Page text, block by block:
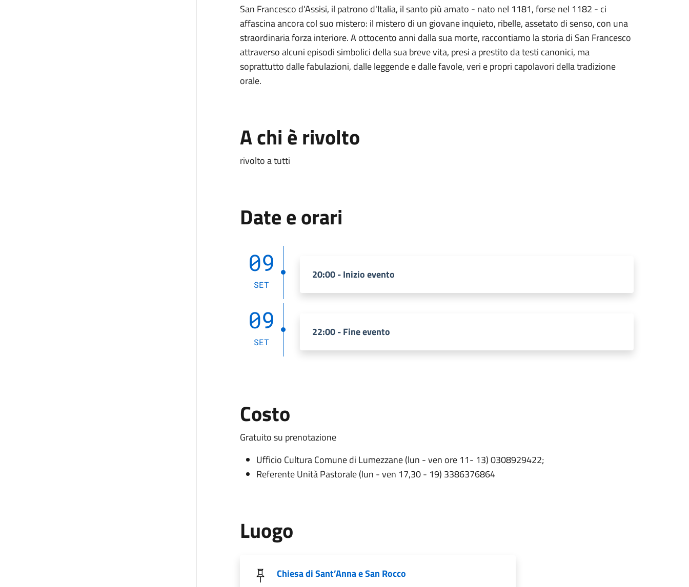
San Francesco d'Assisi, il patrono d'Italia, il santo più amato - nato nel 1181, forse nel 1182 - ci
affascina ancora col suo mistero: il mistero di un giovane inquieto, ribelle, assetato di senso, con una
straordinaria forza interiore. A ottocento anni dalla sua morte, raccontiamo la storia di San Francesco
attraverso alcuni episodi simbolici della sua breve vita, presi a prestito da testi canonici, ma
soprattutto dalle fabulazioni, dalle leggende e dalle favole, veri e propri capolavori della tradizione
orale.
A chi è rivolto
rivolto a tutti
Date e orari
09
SET
20:00 - Inizio evento
09
SET
22:00 - Fine evento
Costo
Gratuito su prenotazione
Ufficio Cultura Comune di Lumezzane (lun - ven ore 11- 13) 0308929422;
Referente Unità Pastorale (lun - ven 17,30 - 19) 3386376864
Luogo
Chiesa di Sant’Anna e San Rocco